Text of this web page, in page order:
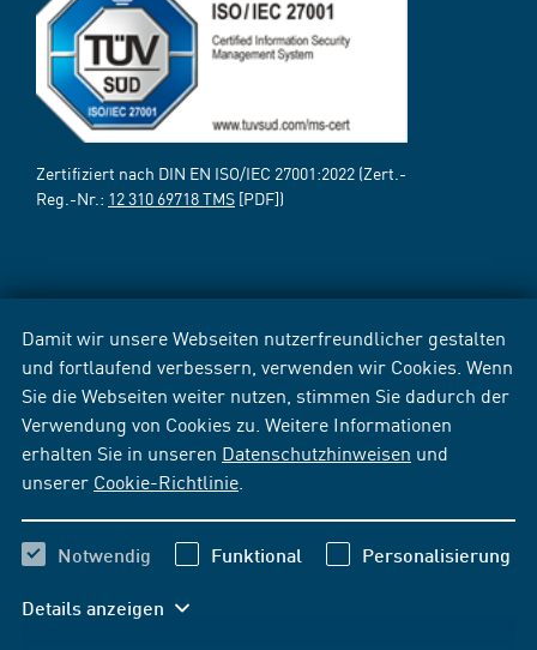
Damit wir unsere Webseiten nutzerfreundlicher gestalten
und fortlaufend verbessern, verwenden wir Cookies. Wenn
Sie die Webseiten weiter nutzen, stimmen Sie dadurch der
Verwendung von Cookies zu. Weitere Informationen
erhalten Sie in unseren Datenschutzhinweisen und
unserer Cookie-Richtlinie
Notwendig Funktional Personalisierung
Details anzeigen
Zertifiziert nach DIN EN ISO/IEC 27001:2022 (Zert.-
Reg.-Nr.: 12 310 69718 TMS [PDF])